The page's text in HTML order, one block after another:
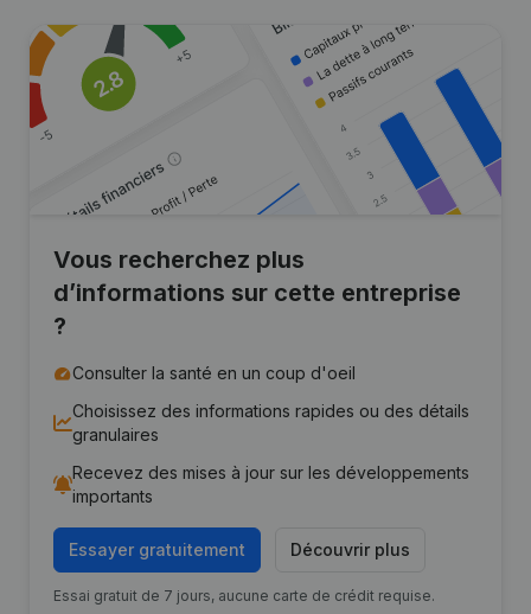
Vous recherchez plus
d’informations sur cette entreprise
?
Consulter la santé en un coup d'oeil
Choisissez des informations rapides ou des détails
granulaires
Recevez des mises à jour sur les développements
importants
Essayer gratuitement Découvrir plus
Essai gratuit de 7 jours, aucune carte de crédit requise.